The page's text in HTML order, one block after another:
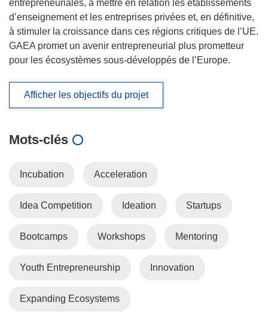
entrepreneuriales, à mettre en relation les établissements
d’enseignement et les entreprises privées et, en définitive,
à stimuler la croissance dans ces régions critiques de l’UE.
GAEA promet un avenir entrepreneurial plus prometteur
pour les écosystèmes sous-développés de l’Europe.
Afficher les objectifs du projet
Mots‑clés
Incubation Acceleration
Idea Competition Ideation Startups
Bootcamps Workshops Mentoring
Youth Entrepreneurship Innovation
Expanding Ecosystems